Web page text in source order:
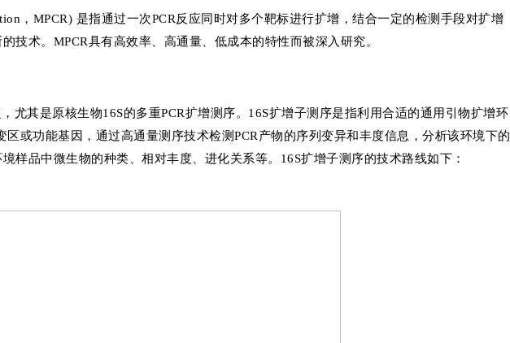
，MPCR) 是指通过一次PCR反应同时对多个靶标进行扩增，结合一定的检测手段对扩增
技术。MPCR具有高效率、高通量、低成本的特性而被深入研究。
尤其是原核生物16S的多重PCR扩增测序。16S扩增子测序是指利用合适的通用引物扩增环
或功能基因，通过高通量测序技术检测PCR产物的序列变异和丰度信息，分析该环境下的
样品中微生物的种类、相对丰度、进化关系等。16S扩增子测序的技术路线如下：